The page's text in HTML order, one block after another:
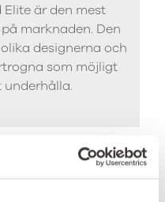
är den mest
marknaden. Den
designerna och
som möjligt